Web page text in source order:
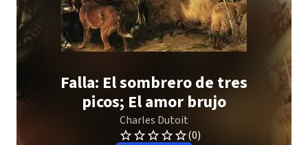
Falla: El sombrero de tres
picos; El amor brujo
Charles Dutoit
(0)